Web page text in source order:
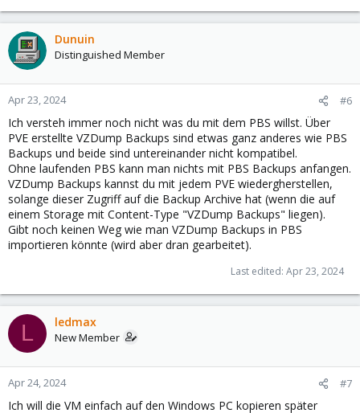
Dunuin
Distinguished Member
Apr 23, 2024 #6
Ich versteh immer noch nicht was du mit dem PBS willst. Über
PVE erstellte VZDump Backups sind etwas ganz anderes wie PBS
Backups und beide sind untereinander nicht kompatibel.
Ohne laufenden PBS kann man nichts mit PBS Backups anfangen.
VZDump Backups kannst du mit jedem PVE wiedergherstellen,
solange dieser Zugriff auf die Backup Archive hat (wenn die auf
einem Storage mit Content-Type "VZDump Backups" liegen).
Gibt noch keinen Weg wie man VZDump Backups in PBS
importieren könnte (wird aber dran gearbeitet).
Last edited: Apr 23, 2024
L ledmax
New Member
Apr 24, 2024 #7
Ich will die VM einfach auf den Windows PC kopieren später